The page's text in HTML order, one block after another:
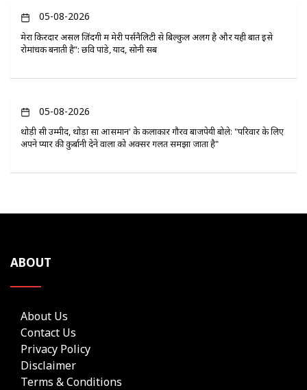
05-08-2026
मेरा किरदार असल ज़िंदगी में मेरी पर्सनैलिटी से बिल्कुल अलग है और यही बात इसे
रोमांचक बनाती है”: छवि पांडे, यादें, सोनी सब
05-08-2026
थोड़ी सी उम्मीद, थोड़ा सा आसमान' के कलाकार गौरव बाजपेयी बोले: "परिवार के लिए
अपने प्यार की कुर्बानी देने वालों को अक्सर गलत समझा जाता है"
ABOUT
About Us
Contact Us
Privacy Policy
Disclaimer
Terms & Conditions